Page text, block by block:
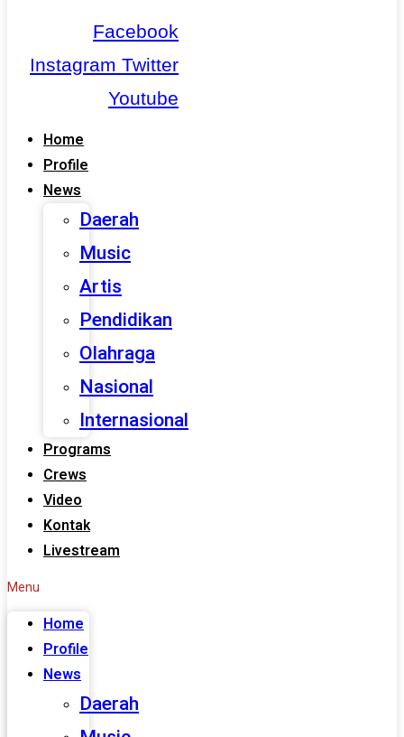
Facebook
Instagram Twitter
Youtube
Home
Profile
News
Daerah
Music
Artis
Pendidikan
Olahraga
Nasional
Internasional
Programs
Crews
Video
Kontak
Livestream
Menu
Home
Profile
News
Daerah